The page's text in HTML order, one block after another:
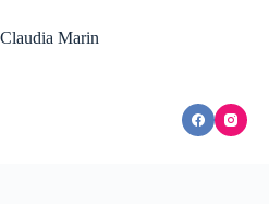
au
contenu
Claudia Marin